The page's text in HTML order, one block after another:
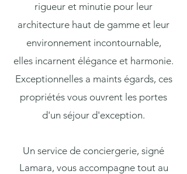
rigueur et minutie pour leur
architecture haut de gamme et leur
environnement incontournable,
elles incarnent élégance et harmonie.
Exceptionnelles a maints égards, ces
propriétés vous ouvrent les portes
d'un séjour d'exception.
Un service de conciergerie, signé
Lamara, vous accompagne tout au